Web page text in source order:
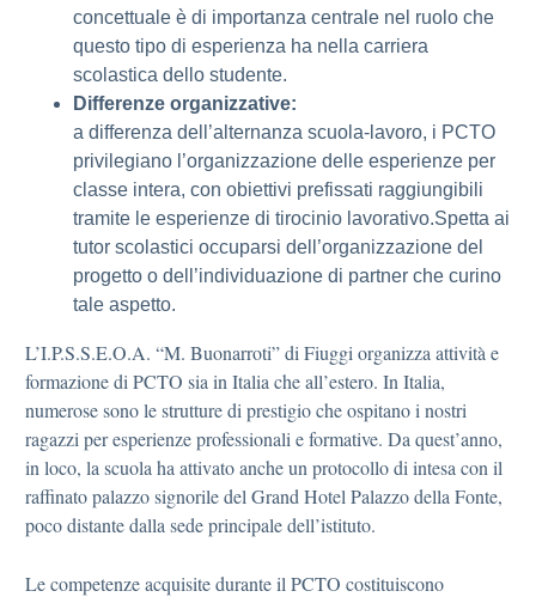
concettuale è di importanza centrale nel ruolo che
questo tipo di esperienza ha nella carriera
scolastica dello studente.
Differenze organizzative:
a differenza dell’alternanza scuola-lavoro, i PCTO
privilegiano l’organizzazione delle esperienze per
classe intera, con obiettivi prefissati raggiungibili
tramite le esperienze di tirocinio lavorativo.Spetta ai
tutor scolastici occuparsi dell’organizzazione del
progetto o dell’individuazione di partner che curino
tale aspetto.
L’I.P.S.S.E.O.A. “M. Buonarroti” di Fiuggi organizza attività e
formazione di PCTO sia in Italia che all’estero. In Italia,
numerose sono le strutture di prestigio che ospitano i nostri
ragazzi per esperienze professionali e formative. Da quest’anno,
in loco, la scuola ha attivato anche un protocollo di intesa con il
raffinato palazzo signorile del Grand Hotel Palazzo della Fonte,
poco distante dalla sede principale dell’istituto.
Le competenze acquisite durante il PCTO costituiscono